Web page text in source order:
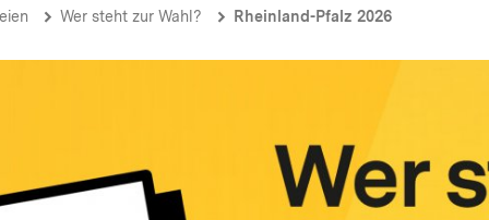
Wer steht zur Wahl? Rheinland-Pfalz 2026